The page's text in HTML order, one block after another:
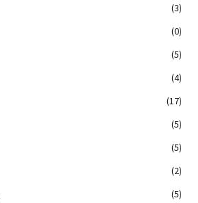
(3)
(0)
(5)
(4)
(17)
(5)
(5)
(2)
(5)